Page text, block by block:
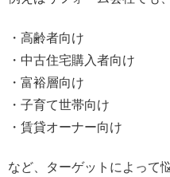
・高齢者向け
・中古住宅購入者向け
・富裕層向け
・子育て世帯向け
・賃貸オーナー向け
など、ターゲットによって